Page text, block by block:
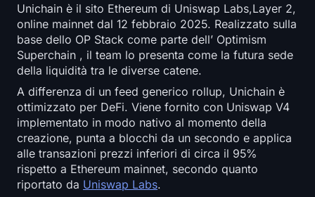
Unichain è il sito Ethereum di Uniswap Labs,Layer 2,
online mainnet dal 12 febbraio 2025. Realizzato sulla
base dello OP Stack come parte dell’ Optimism
Superchain , il team lo presenta come la futura sede
della liquidità tra le diverse catene.
A differenza di un feed generico rollup, Unichain è
ottimizzato per DeFi. Viene fornito con Uniswap V4
implementato in modo nativo al momento della
creazione, punta a blocchi da un secondo e applica
alle transazioni prezzi inferiori di circa il 95%
rispetto a Ethereum mainnet, secondo quanto
riportato da Uniswap Labs.